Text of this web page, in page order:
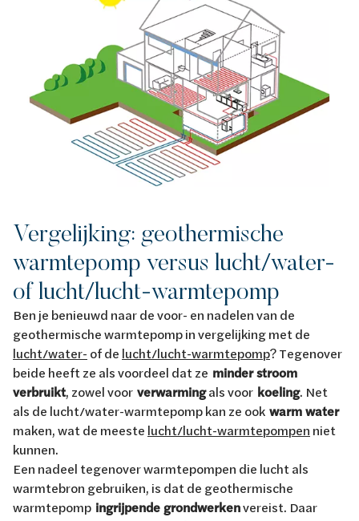
Vergelijking: geothermische
warmtepomp versus lucht/water-
of lucht/lucht-warmtepomp
Ben je benieuwd naar de voor- en nadelen van de
geothermische warmtepomp in vergelijking met de
lucht/water- of de lucht/lucht-warmtepomp? Tegenover
beide heeft ze als voordeel dat ze minder stroom
verbruikt, zowel voor verwarmingals voor koeling. Net
als de lucht/water-warmtepomp kan ze ook warm water
maken, wat de meeste lucht/lucht-warmtepompen niet
kunnen.
Een nadeel tegenover warmtepompen die lucht als
warmtebron gebruiken, is dat de geothermische
warmtepomp ingrijpende grondwerkenvereist. Daar